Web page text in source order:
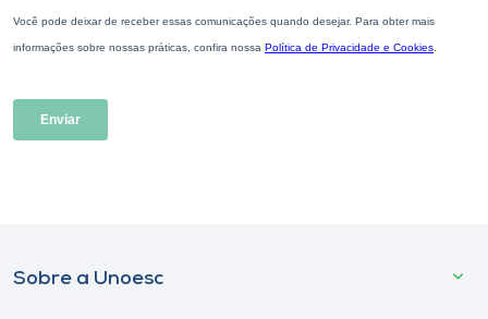
Sobre a Unoesc